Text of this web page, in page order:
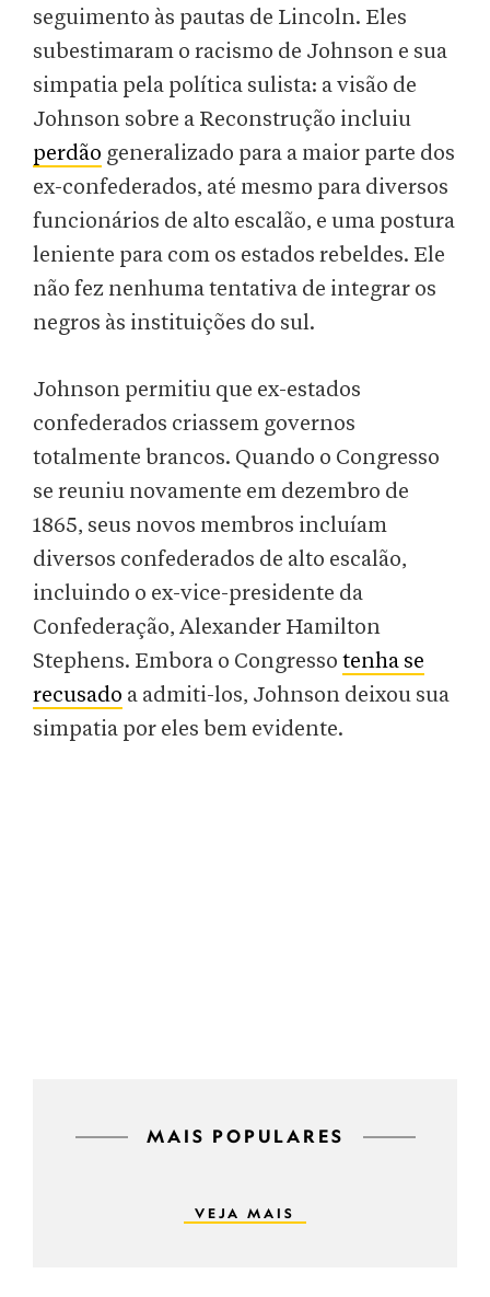
seguimento às pautas de Lincoln. Eles
subestimaram o racismo de Johnson e sua
simpatia pela política sulista: a visão de
Johnson sobre a Reconstrução incluiu
perdão generalizado para a maior parte dos
ex-confederados, até mesmo para diversos
funcionários de alto escalão, e uma postura
leniente para com os estados rebeldes. Ele
não fez nenhuma tentativa de integrar os
negros às instituições do sul.
Johnson permitiu que ex-estados
confederados criassem governos
totalmente brancos. Quando o Congresso
se reuniu novamente em dezembro de
1865, seus novos membros incluíam
diversos confederados de alto escalão,
incluindo o ex-vice-presidente da
Confederação, Alexander Hamilton
Stephens. Embora o Congresso tenha se
recusado a admiti-los, Johnson deixou sua
simpatia por eles bem evidente.
MAIS POPULARES
VEJA MAIS